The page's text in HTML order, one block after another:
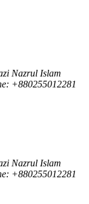
Nazrul Islam
+880255012281
Nazrul Islam
+880255012281